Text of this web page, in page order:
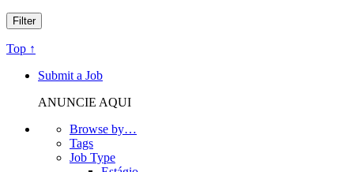
Top ↑
Submit a Job
ANUNCIE AQUI
Browse by…
Tags
Job Type